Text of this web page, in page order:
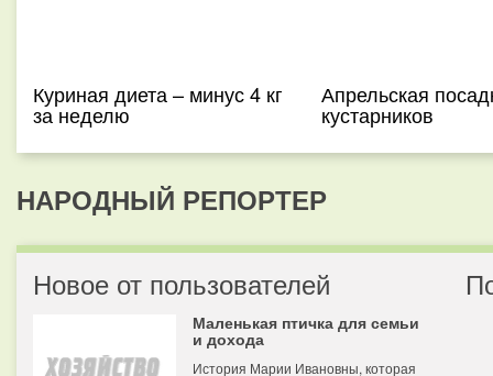
Куриная диета – минус 4 кг
за неделю
Апрельская
кустарников
НАРОДНЫЙ РЕПОРТЕР
Новое от пользователей
Маленькая птичка для семьи
и дохода
История Марии Ивановны, которая